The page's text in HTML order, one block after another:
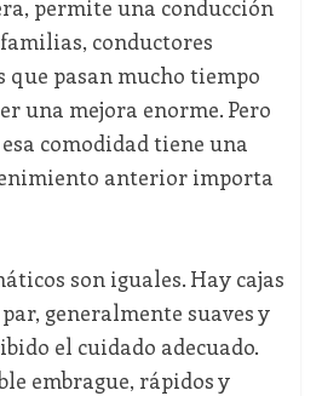
permite una conducción
conductores
que pasan mucho tiempo
una mejora enorme. Pero
comodidad tiene una
anterior importa
son iguales. Hay cajas
generalmente suaves y
el cuidado adecuado.
embrague, rápidos y